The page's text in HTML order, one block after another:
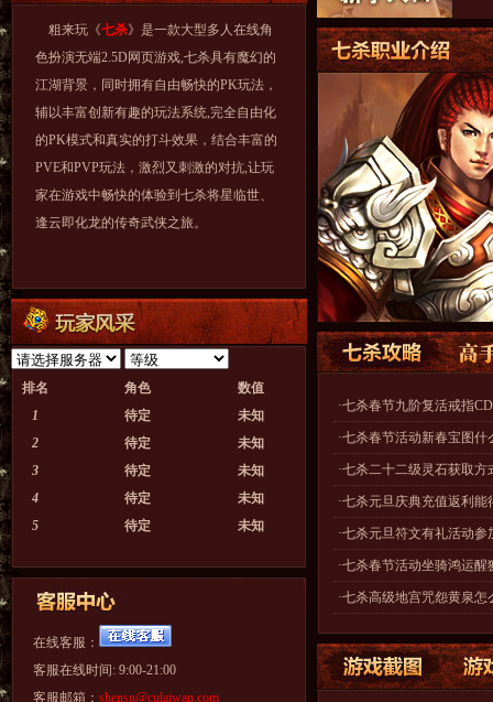
粗来玩《七杀》是一款大型多人在线角
色扮演无端2.5D网页游戏,七杀具有魔幻的
江湖背景，同时拥有自由畅快的PK玩法，
辅以丰富创新有趣的玩法系统,完全自由化
的PK模式和真实的打斗效果，结合丰富的
PVE和PVP玩法，激烈又刺激的对抗,让玩
家在游戏中畅快的体验到七杀将星临世、
逢云即化龙的传奇武侠之旅。
排名 角色
数值
1
待定
未知
2
待定
未知
3
待定
未知
4
待定
未知
5
待定 未知
在线客服：
客服在线时间: 9:00-21:00
客服邮箱： shensu@culaiwan.com
·七杀春节九阶复活戒指
·七杀春节活动新春宝图什
·七杀二十二级灵石获取方
·七杀元旦庆典充值返利能
·七杀元旦符文有礼活动参
·七杀春节活动坐骑鸿运醒
·七杀高级地宫咒怨黄泉怎